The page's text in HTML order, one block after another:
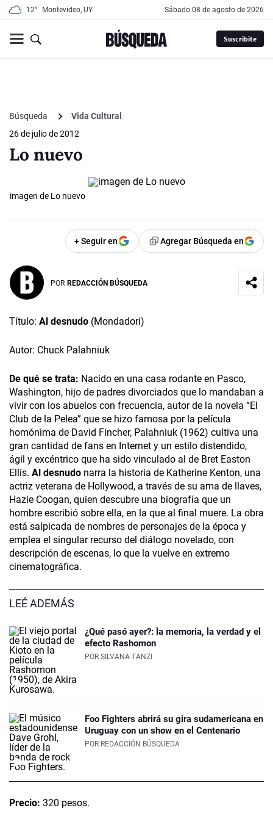
12° Montevideo, UY sábado 08 de agosto de 2026
Suscribite
Búsqueda
Vida Cultural
26 de julio de 2012
Lo nuevo
imagen de Lo nuevo
+ Seguir en Agregar Búsqueda en
POR REDACCIÓN BÚSQUEDA
Título: Al desnudo (Mondadori)
Autor: Chuck Palahniuk
De qué se trata: Nacido en una casa rodante en Pasco,
Washington, hijo de padres divorciados que lo mandaban a
vivir con los abuelos con frecuencia, autor de la novela “El
Club de la Pelea” que se hizo famosa por la película
homónima de David Fincher, Palahniuk (1962) cultiva una
gran cantidad de fans en Internet y un estilo distendido,
ágil y excéntrico que ha sido vinculado al de Bret Easton
Ellis. Al desnudo narra la historia de Katherine Kenton, una
actriz veterana de Hollywood, a través de su ama de llaves,
Hazie Coogan, quien descubre una biografía que un
hombre escribió sobre ella, en la que al final muere. La obra
está salpicada de nombres de personajes de la época y
emplea el singular recurso del diálogo novelado, con
descripción de escenas, lo que la vuelve en extremo
cinematográfica.
LEÉ ADEMÁS
¿Qué pasó ayer?: la memoria, la verdad y el
efecto Rashomon
POR SILVANA TANZI
Foo Fighters abrirá su gira sudamericana en
Uruguay con un show en el Centenario
POR REDACCIÓN BÚSQUEDA
Precio: 320 pesos.